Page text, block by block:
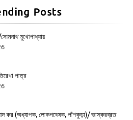
Posts
মুখোপাধ্যায়
পাত্র
কর (অধ্যাপক, লোকগবেষক, পাঁশকুড়া)/ ভাস্করব্রত